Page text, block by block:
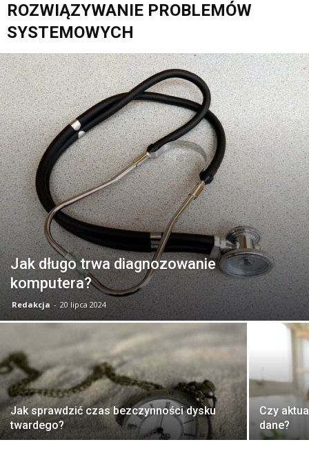
ROZWIĄZYWANIE PROBLEMÓW
SYSTEMOWYCH
Jak długo trwa diagnozowanie
komputera?
Redakcja - 20 lipca 2024
Jak sprawdzić czas bezczynności dysku
twardego?
Czy
dane?